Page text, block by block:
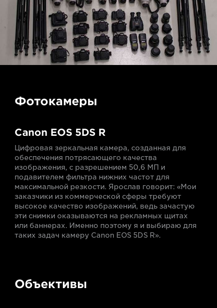
Фотокамеры
Canon EOS 5DS R
Цифровая зеркальная камера, созданная для
обеспечения потрясающего качества
изображения, с разрешением 50,6 МП и
подавителем фильтра нижних частот для
максимальной резкости. Ярослав говорит: «Мои
заказчики из коммерческой сферы требуют
высокое качество изображений, ведь зачастую
эти снимки оказываются на рекламных щитах
или баннерах. Именно поэтому я и выбираю для
таких задач камеру Canon EOS 5DS R».
Объективы